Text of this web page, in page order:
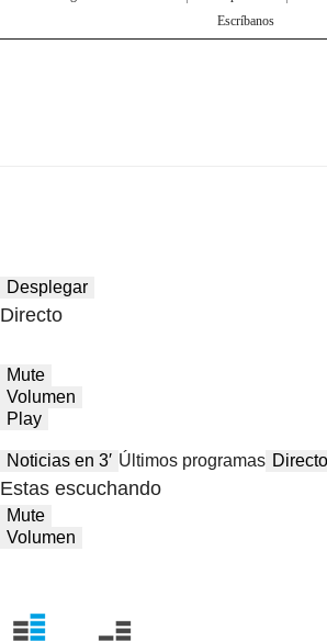
Escríbanos
Desplegar
Directo
Mute
Volumen
Play
Noticias en 3′ Últimos programas Directo
Estas escuchando
Mute
Volumen